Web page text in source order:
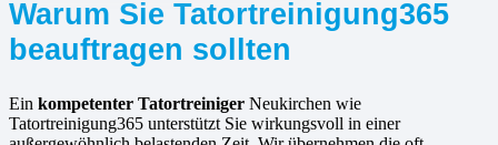
Warum Sie Tatortreinigung365
beauftragen sollten
Ein kompetenter Tatortreiniger Neukirchen wie
Tatortreinigung365 unterstützt Sie wirkungsvoll in einer